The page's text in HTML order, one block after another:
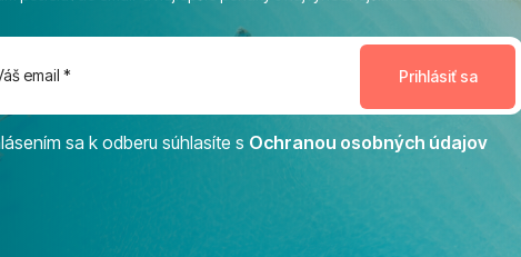
na moment nenudil, no zároveň bol
dostatok priestoru na dokonalý relax. ​
Magic Life Jacaranda môžeme s čistým
svedomím odporučiť každému, kto hľadá
bezstarostnú dovolenku na vysokej
úrovni. Všetko bolo zabezpečené na
tešíme, kam s nami vyrazíte nabudúce!
Ďakujeme za skvelé spomienky. ​S
sa k odberu súhlasíte s Ochranou osobných údajov